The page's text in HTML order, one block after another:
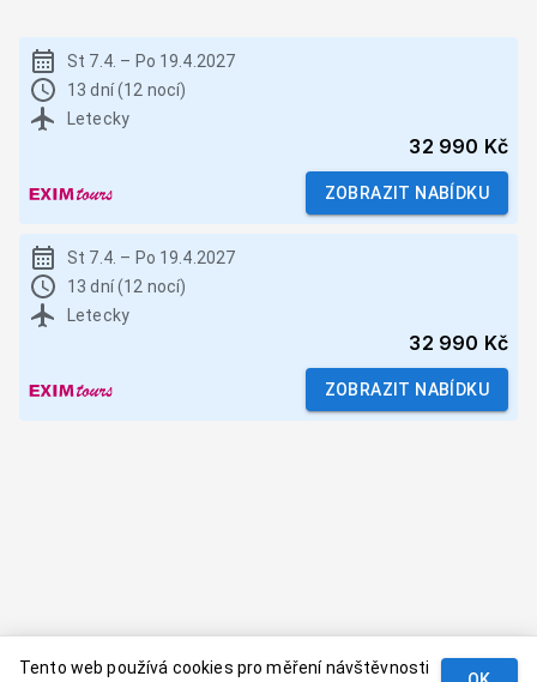
St 7.4. – Po 19.4.2027
13 dní (12 nocí)
Letecky
32 990 Kč
ZOBRAZIT NABÍDKU
St 7.4. – Po 19.4.2027
13 dní (12 nocí)
Letecky
32 990 Kč
ZOBRAZIT NABÍDKU
Tento web používá cookies pro měření návštěvnosti